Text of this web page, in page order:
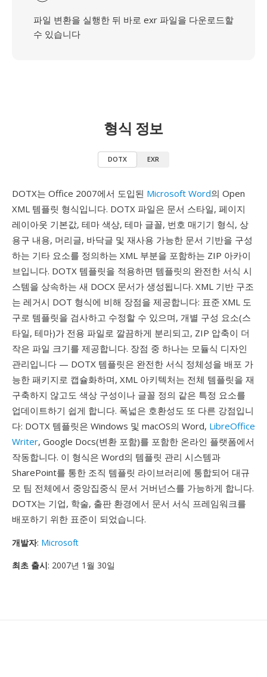
파일 변환을 실행한 뒤 바로 exr 파일을 다운로드할
수 있습니다
형식 정보
DOTX EXR
DOTX는 Office 2007에서 도입된 Microsoft Word의 Open
XML 템플릿 형식입니다. DOTX 파일은 문서 스타일, 페이지
레이아웃 기본값, 테마 색상, 테마 글꼴, 번호 매기기 형식, 상
용구 내용, 머리글, 바닥글 및 재사용 가능한 문서 기반을 구성
하는 기타 요소를 정의하는 XML 부분을 포함하는 ZIP 아카이
브입니다. DOTX 템플릿을 적용하면 템플릿의 완전한 서식 시
스템을 상속하는 새 DOCX 문서가 생성됩니다. XML 기반 구조
는 레거시 DOT 형식에 비해 장점을 제공합니다: 표준 XML 도
구로 템플릿을 검사하고 수정할 수 있으며, 개별 구성 요소(스
타일, 테마)가 전용 파일로 깔끔하게 분리되고, ZIP 압축이 더
작은 파일 크기를 제공합니다. 장점 중 하나는 모듈식 디자인
관리입니다 — DOTX 템플릿은 완전한 서식 정체성을 배포 가
능한 패키지로 캡슐화하며, XML 아키텍처는 전체 템플릿을 재
구축하지 않고도 색상 구성이나 글꼴 정의 같은 특정 요소를
업데이트하기 쉽게 합니다. 폭넓은 호환성도 또 다른 강점입니
다: DOTX 템플릿은 Windows 및 macOS의 Word, LibreOffice
Writer, Google Docs(변환 포함)를 포함한 온라인 플랫폼에서
작동합니다. 이 형식은 Word의 템플릿 관리 시스템과
SharePoint를 통한 조직 템플릿 라이브러리에 통합되어 대규
모 팀 전체에서 중앙집중식 문서 거버넌스를 가능하게 합니다.
DOTX는 기업, 학술, 출판 환경에서 문서 서식 프레임워크를
배포하기 위한 표준이 되었습니다.
개발자: Microsoft
최초 출시: 2007년 1월 30일